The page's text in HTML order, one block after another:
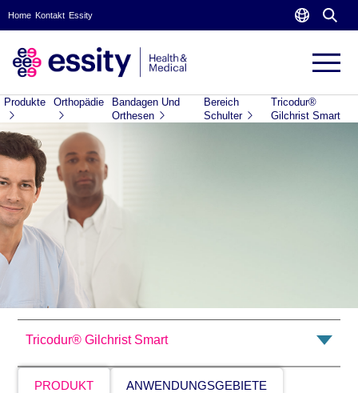
Home Kontakt Essity
Produkte Orthopädie
Bandagen Und
Orthesen
Bereich
Schulter
Tricodur®
Gilchrist Smart
Tricodur® Gilchrist Smart
PRODUKT ANWENDUNGSGEBIETE